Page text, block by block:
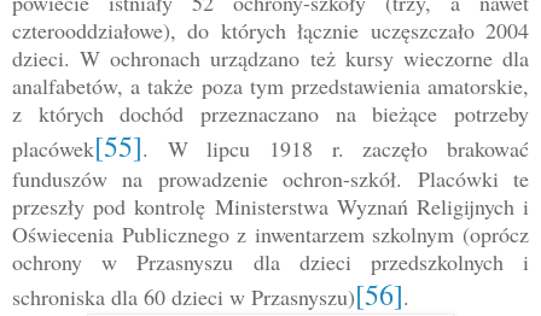
czterooddziałowe), do których łącznie uczęszczało 2004
dzieci. W ochronach urządzano też kursy wieczorne dla
analfabetów, a także poza tym przedstawienia amatorskie,
z których dochód przeznaczano na bieżące potrzeby
placówek[55]. W lipcu 1918 r. zaczęło brakować
funduszów na prowadzenie ochron-szkół. Placówki te
przeszły pod kontrolę Ministerstwa Wyznań Religijnych i
Oświecenia Publicznego z inwentarzem szkolnym (oprócz
ochrony w Przasnyszu dla dzieci przedszkolnych i
schroniska dla 60 dzieci w Przasnyszu)[56].